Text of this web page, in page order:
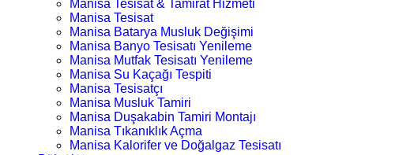
Manisa Tesisat & Tamirat Hizmeti
Manisa Tesisat
Manisa Batarya Musluk Değişimi
Manisa Banyo Tesisatı Yenileme
Manisa Mutfak Tesisatı Yenileme
Manisa Su Kaçağı Tespiti
Manisa Tesisatçı
Manisa Musluk Tamiri
Manisa Duşakabin Tamiri Montajı
Manisa Tıkanıklık Açma
Manisa Kalorifer ve Doğalgaz Tesisatı